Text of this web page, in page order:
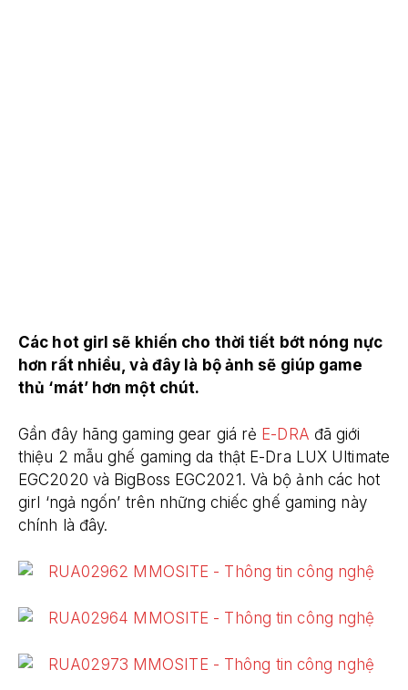
Các hot girl sẽ khiến cho thời tiết bớt nóng nực
hơn rất nhiều, và đây là bộ ảnh sẽ giúp game
thủ ‘mát’ hơn một chút.
Gần đây hãng gaming gear giá rẻ E-DRA đã giới
thiệu 2 mẫu ghế gaming da thật E-Dra LUX Ultimate
EGC2020 và BigBoss EGC2021. Và bộ ảnh các hot
girl ‘ngả ngốn’ trên những chiếc ghế gaming này
chính là đây.